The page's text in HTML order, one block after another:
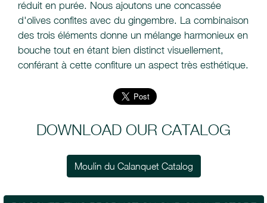
réduit en purée. Nous ajoutons une concassée
d'olives confites avec du gingembre. La combinaison
des trois éléments donne un mélange harmonieux en
bouche tout en étant bien distinct visuellement,
conférant à cette confiture un aspect très esthétique.
DOWNLOAD OUR CATALOG
Moulin du Calanquet Catalog